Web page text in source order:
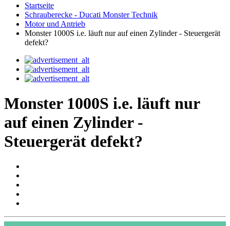
Startseite
Schrauberecke - Ducati Monster Technik
Motor und Antrieb
Monster 1000S i.e. läuft nur auf einen Zylinder - Steuergerät
defekt?
Monster 1000S i.e. läuft nur
auf einen Zylinder -
Steuergerät defekt?